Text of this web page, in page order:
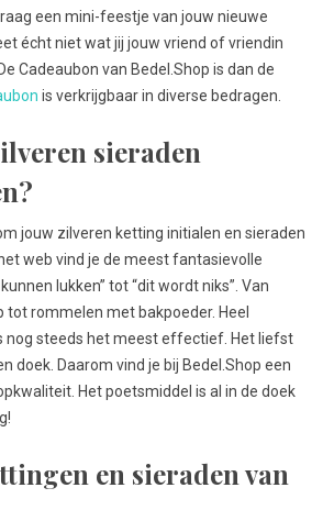
een mini-feestje van jouw nieuwe
écht niet wat jij jouw vriend of vriendin
Cadeaubon van Bedel.Shop is dan de
is verkrijgbaar in diverse bedragen.
sieraden
jouw zilveren ketting initialen en sieraden
het web vind je de meest fantasievolle
lukken” tot “dit wordt niks”. Van
rommelen met bakpoeder. Heel
nog steeds het meest effectief. Het liefst
doek. Daarom vind je bij Bedel.Shop een
Het poetsmiddel is al in de doek
en sieraden van